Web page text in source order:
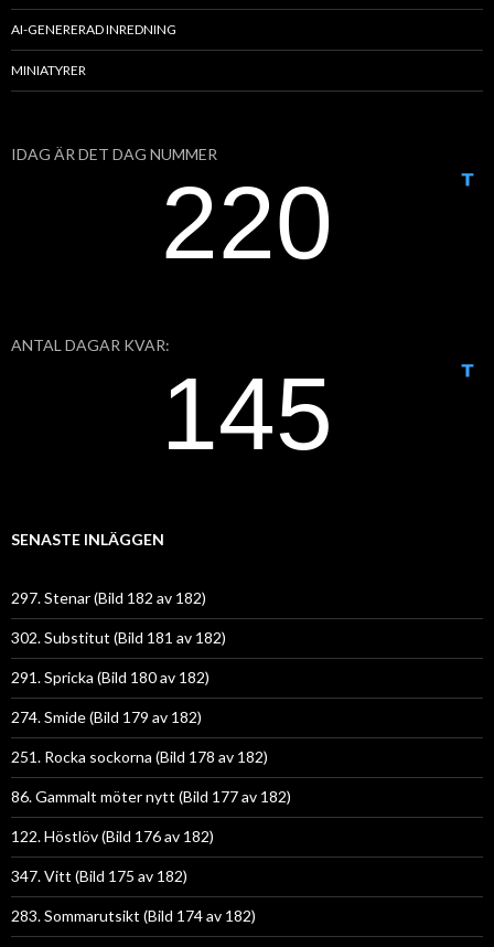
AI-GENERERAD INREDNING
MINIATYRER
IDAG ÄR DET DAG NUMMER
ANTAL DAGAR KVAR:
SENASTE INLÄGGEN
297. Stenar (Bild 182 av 182)
302. Substitut (Bild 181 av 182)
291. Spricka (Bild 180 av 182)
274. Smide (Bild 179 av 182)
251. Rocka sockorna (Bild 178 av 182)
86. Gammalt möter nytt (Bild 177 av 182)
122. Höstlöv (Bild 176 av 182)
347. Vitt (Bild 175 av 182)
283. Sommarutsikt (Bild 174 av 182)